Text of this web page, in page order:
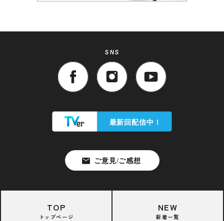
SNS
TOP
トップページ
NEW
新着一覧